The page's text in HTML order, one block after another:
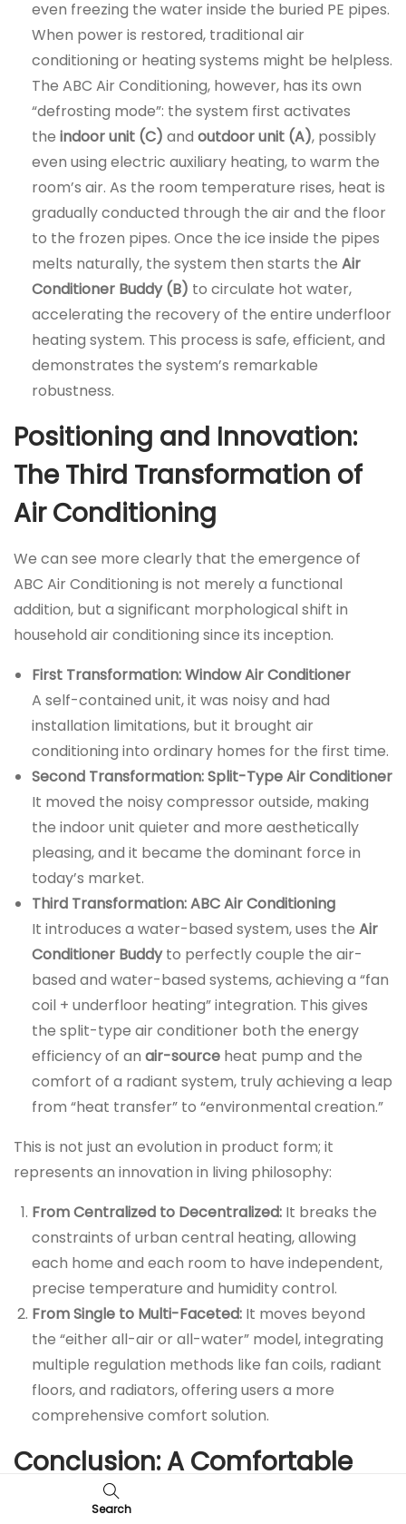
even freezing the water inside the buried PE pipes.
When power is restored, traditional air
conditioning or heating systems might be helpless.
The ABC Air Conditioning, however, has its own
“defrosting mode”: the system first activates
the indoor unit (C) and outdoor unit (A), possibly
even using electric auxiliary heating, to warm the
room’s air. As the room temperature rises, heat is
gradually conducted through the air and the floor
to the frozen pipes. Once the ice inside the pipes
melts naturally, the system then starts the Air
Conditioner Buddy (B) to circulate hot water,
accelerating the recovery of the entire underfloor
heating system. This process is safe, efficient, and
demonstrates the system’s remarkable
robustness.
Positioning and Innovation:
The Third Transformation of
Air Conditioning
We can see more clearly that the emergence of
ABC Air Conditioning is not merely a functional
addition, but a significant morphological shift in
household air conditioning since its inception.
First Transformation: Window Air Conditioner
A self-contained unit, it was noisy and had
installation limitations, but it brought air
conditioning into ordinary homes for the first time.
Second Transformation: Split-Type Air Conditioner
It moved the noisy compressor outside, making
the indoor unit quieter and more aesthetically
pleasing, and it became the dominant force in
today’s market.
Third Transformation: ABC Air Conditioning
It introduces a water-based system, uses the Air
Conditioner Buddyto perfectly couple the air-
based and water-based systems, achieving a “fan
coil + underfloor heating” integration. This gives
the split-type air conditioner both the energy
efficiency of an air-source heat pump and the
comfort of a radiant system, truly achieving a leap
from “heat transfer” to “environmental creation.”
This is not just an evolution in product form; it
represents an innovation in living philosophy:
From Centralized to Decentralized: It breaks the
constraints of urban central heating, allowing
each home and each room to have independent,
precise temperature and humidity control.
From Single to Multi-Faceted: It moves beyond
the “either all-air or all-water” model, integrating
multiple regulation methods like fan coils, radiant
floors, and radiators, offering users a more
comprehensive comfort solution.
Conclusion: A Comfortable
Life Should Be This Simple
Search